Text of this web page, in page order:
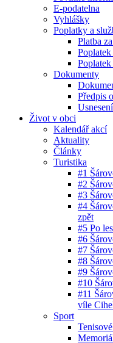
E-podatelna
Vyhlášky
Poplatky a
Platba
Dokumenty
Předpis
Život v obci
Kalendář akcí
Aktuality
Články
Turistika
#1
#2
#3
#4
zpět
#5 Po
#6
#7
#8
#9
#10
#11
víle
Sport